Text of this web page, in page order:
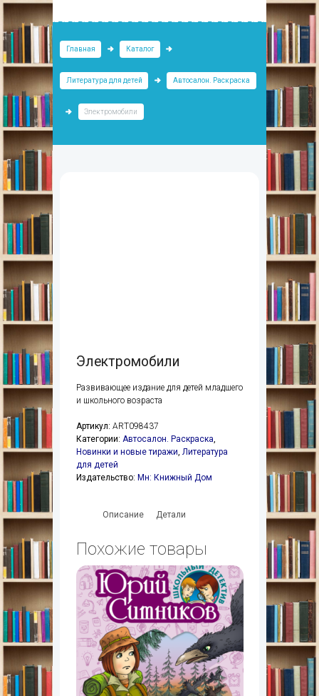
Главная Каталог
Литература для детей Автосалон. Раскраска
Электромобили
Электромобили
Развивающее издание для детей младшего
и школьного возраста
Артикул: ART098437
Категории: Автосалон. Раскраска,
Новинки и новые тиражи, Литература
для детей
Издательство: Мн: Книжный Дом
Описание Детали
Похожие товары